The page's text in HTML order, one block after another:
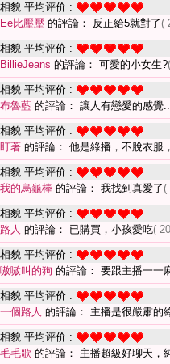
相貌 平均评价 :
Ee比壓壓 的評論： 反正給5就對了 (
相貌 平均评价 :
BillieJeans 的評論： 可愛的小女生?
相貌 平均评价 :
布魯藍 的評論： 讓人有戀愛的感覺
相貌 平均评价 :
盯著 的評論： 他是綠播，不脫衣服
相貌 平均评价 :
我的烏龜棒 的評論： 我找到真愛了 (
相貌 平均评价 :
路人 的評論： 已購買，小孩愛吃(
相貌 平均评价 :
嗷嗷叫的狗 的評論： 要跟主播一一
相貌 平均评价 :
一個路人 的評論： 主播是很嚴肅的
相貌 平均评价 :
毛毛歌 的評論： 主播超級好聊天，